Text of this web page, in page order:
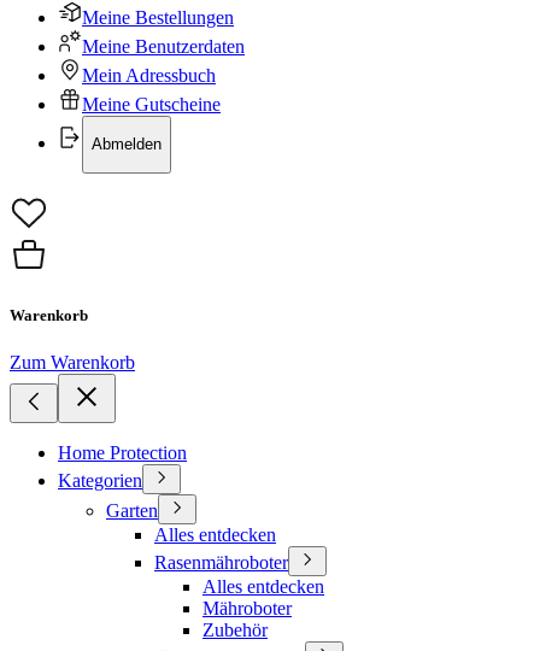
Meine Bestellungen
Meine Benutzerdaten
Mein Adressbuch
Meine Gutscheine
Abmelden
Warenkorb
Zum Warenkorb
Home Protection
Kategorien
Garten
Alles entdecken
Rasenmähroboter
Alles entdecken
Mähroboter
Zubehör